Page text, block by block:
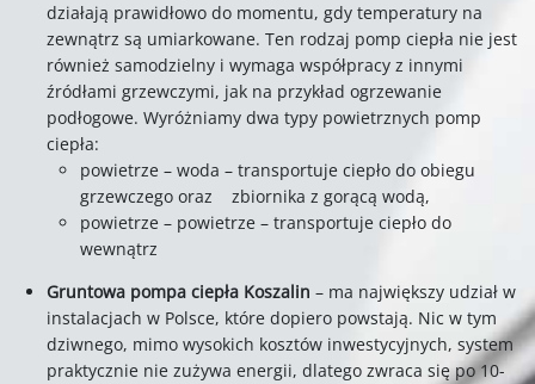
działają prawidłowo do momentu, gdy temperatury na
zewnątrz są umiarkowane. Ten rodzaj pomp ciepła nie jest
również samodzielny i wymaga współpracy z innymi
źródłami grzewczymi, jak na przykład ogrzewanie
podłogowe. Wyróżniamy dwa typy powietrznych pomp
ciepła:
powietrze – woda – transportuje ciepło do obiegu
grzewczego oraz zbiornika z gorącą wodą,
powietrze – powietrze – transportuje ciepło do
wewnątrz
Gruntowa pompa ciepła Koszalin – ma największy udział w
instalacjach w Polsce, które dopiero powstają. Nic w tym
dziwnego, mimo wysokich kosztów inwestycyjnych, system
praktycznie nie zużywa energii, dlatego zwraca się po 10-